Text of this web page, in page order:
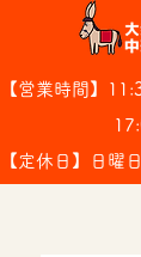
【営業時間】
17:00～
【定休日】日曜日